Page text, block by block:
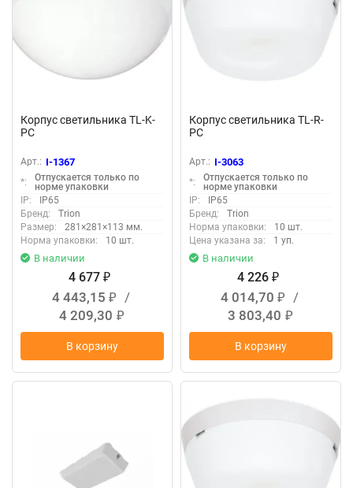
Корпус светильника TL-K-
PC
Арт.: I-1367
*:
Отпускается только по
норме упаковки
IP:
IP65
Бренд:
Trion
Размер:
281×281×113 мм.
Норма упаковки:
10 шт.
В наличии
4 677 ₽
4 443,15 ₽
/
4 209,30 ₽
В корзину
Корпус светильника TL-R-
PC
Арт.: I-3063
*:
Отпускается только по
норме упаковки
IP:
IP65
Бренд:
Trion
Норма упаковки:
10 шт.
Цена указана за:
1 уп.
В наличии
4 226 ₽
4 014,70 ₽
/
3 803,40 ₽
В корзину